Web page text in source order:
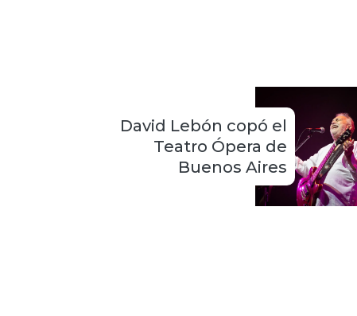
David Lebón copó el
Teatro Ópera de
Buenos Aires